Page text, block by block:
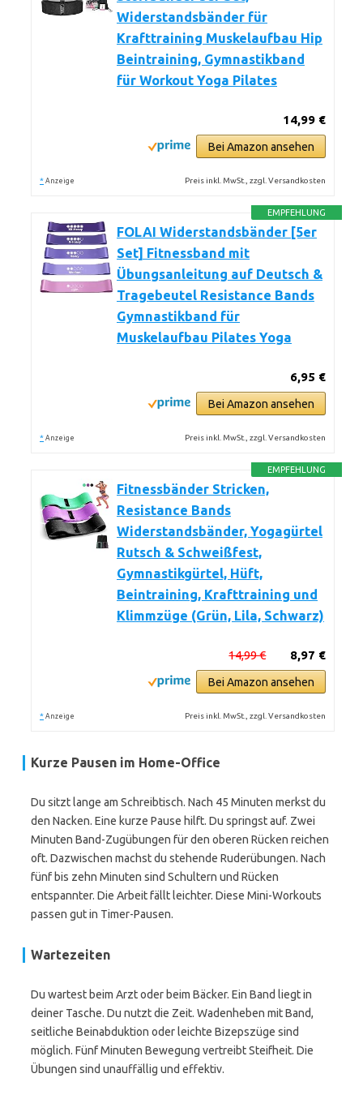
Widerstandsbänder für
Krafttraining Muskelaufbau Hip
Beintraining, Gymnastikband
für Workout Yoga Pilates
14,99 €
Bei Amazon ansehen
* Anzeige Preis inkl. MwSt., zzgl. Versandkosten
EMPFEHLUNG
FOLAI Widerstandsbänder [5er
Set] Fitnessband mit
Übungsanleitung auf Deutsch &
Tragebeutel Resistance Bands
Gymnastikband für
Muskelaufbau Pilates Yoga
6,95 €
Bei Amazon ansehen
* Anzeige Preis inkl. MwSt., zzgl. Versandkosten
EMPFEHLUNG
Fitnessbänder Stricken,
Resistance Bands
Widerstandsbänder, Yogagürtel
Rutsch & Schweißfest,
Gymnastikgürtel, Hüft,
Beintraining, Krafttraining und
Klimmzüge (Grün, Lila, Schwarz)
8,97 €
14,99 €
Bei Amazon ansehen
* Anzeige Preis inkl. MwSt., zzgl. Versandkosten
Kurze Pausen im Home-Office
Du sitzt lange am Schreibtisch. Nach 45 Minuten merkst du
den Nacken. Eine kurze Pause hilft. Du springst auf. Zwei
Minuten Band-Zugübungen für den oberen Rücken reichen
oft. Dazwischen machst du stehende Ruderübungen. Nach
fünf bis zehn Minuten sind Schultern und Rücken
entspannter. Die Arbeit fällt leichter. Diese Mini-Workouts
passen gut in Timer-Pausen.
Wartezeiten
Du wartest beim Arzt oder beim Bäcker. Ein Band liegt in
deiner Tasche. Du nutzt die Zeit. Wadenheben mit Band,
seitliche Beinabduktion oder leichte Bizepszüge sind
möglich. Fünf Minuten Bewegung vertreibt Steifheit. Die
Übungen sind unauffällig und effektiv.